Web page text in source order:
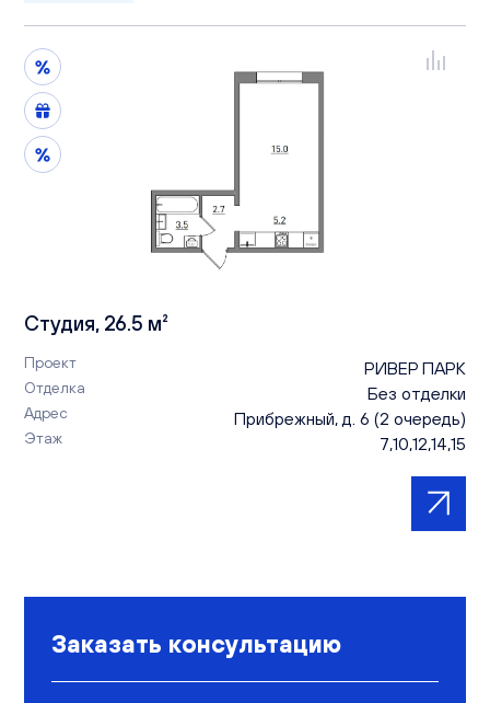
Студия, 26.5 м²
Проект РИВЕР ПАРК
Отделка Без отделки
Адрес Прибрежный, д. 6 (2 очередь)
Этаж 7,10,12,14,15
Заказать консультацию